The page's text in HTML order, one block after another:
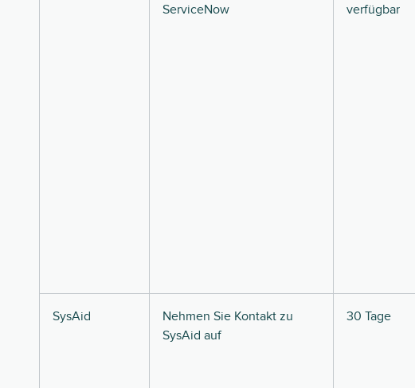
ServiceNow
verfügbar
SysAid
Nehmen Sie Kontakt zu
SysAid auf
30 Tage